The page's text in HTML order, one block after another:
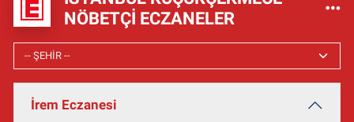
NÖBETÇI ECZANELER
İrem Eczanesi